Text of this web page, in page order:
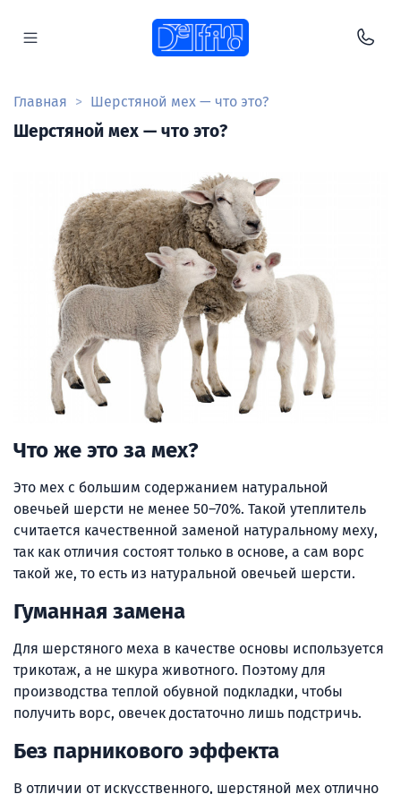
Главная Шерстяной мех — что это?
Шерстяной мех — что это?
Что же это за мех?
Это мех с большим содержанием натуральной
овечьей шерсти не менее 50–70%. Такой утеплитель
считается качественной заменой натуральному меху,
так как отличия состоят только в основе, а сам ворс
такой же, то есть из натуральной овечьей шерсти.
Гуманная замена
Для шерстяного меха в качестве основы используется
трикотаж, а не шкура животного. Поэтому для
производства теплой обувной подкладки, чтобы
получить ворс, овечек достаточно лишь подстричь.
Без парникового эффекта
В отличии от искусственного, шерстяной мех отлично